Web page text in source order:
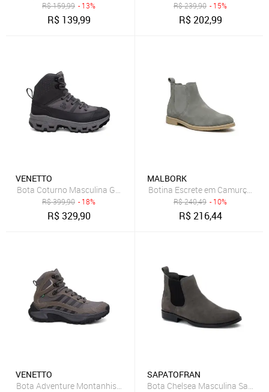
R$159,99 - 13%
R$ 139,99
R$239,90 - 15%
R$202,99
VENETTO
R$399,90 - 18%
R$329,90
MALBORK
Botina Escrete em Camurça
R$240,49 - 10%
R$216,44
VENETTO
SAPATOFRAN
Bota Chelsea Masculina